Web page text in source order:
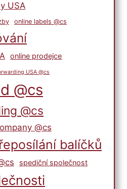
USA
online labels @cs
online prodejce
USA @cs
@cs
@cs
@cs
balíčků
spediční společnost